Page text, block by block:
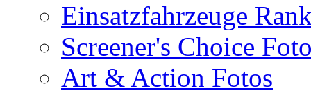
Einsatzfahrzeuge
Screener's Choice
Art & Action Fotos